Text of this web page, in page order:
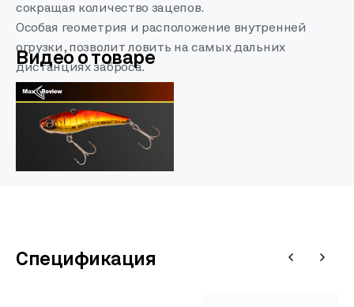
сокращая количество зацепов.
Особая геометрия и расположение внутренней
огрузки, позволит ловить на самых дальних
дистанциях заброса.
Видео о товаре
Спецификация